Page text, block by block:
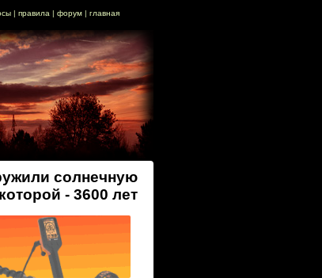
| правила | форум| главная
солнечную
- 3600 лет